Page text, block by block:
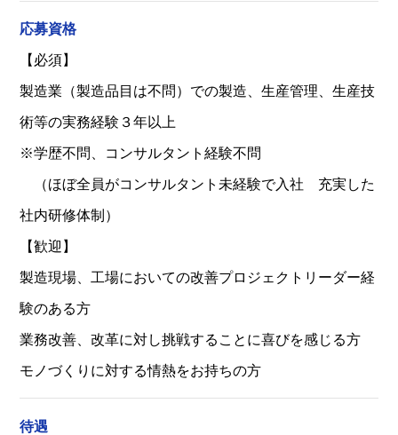
応募資格
【必須】
製造業（製造品目は不問）での製造、生産管理、生産技
術等の実務経験３年以上
※学歴不問、コンサルタント経験不問
（ほぼ全員がコンサルタント未経験で入社 充実した
社内研修体制）
【歓迎】
製造現場、工場においての改善プロジェクトリーダー経
験のある方
業務改善、改革に対し挑戦することに喜びを感じる方
モノづくりに対する情熱をお持ちの方
待遇